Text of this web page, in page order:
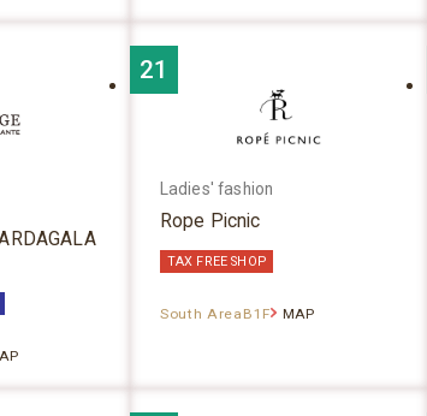
21
Ladies' fashion
Rope Picnic
TAX FREE SHOP
South AreaB1F MAP